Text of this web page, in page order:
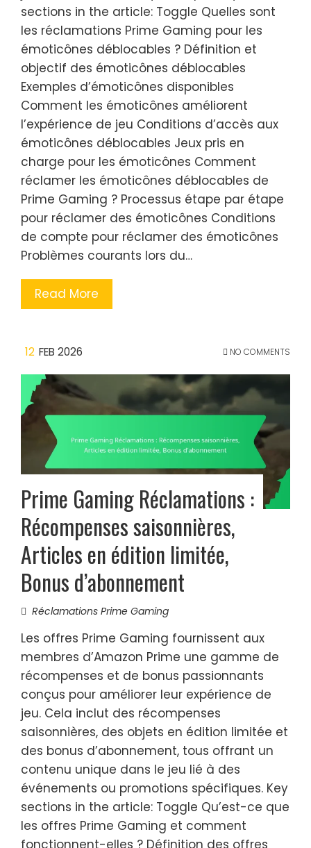
sections in the article: Toggle Quelles sont
les réclamations Prime Gaming pour les
émoticônes déblocables ? Définition et
objectif des émoticônes déblocables
Exemples d’émoticônes disponibles
Comment les émoticônes améliorent
l’expérience de jeu Conditions d’accès aux
émoticônes déblocables Jeux pris en
charge pour les émoticônes Comment
réclamer les émoticônes déblocables de
Prime Gaming ? Processus étape par étape
pour réclamer des émoticônes Conditions
de compte pour réclamer des émoticônes
Problèmes courants lors du…
Read More
12 FEB 2026 NO COMMENTS
Prime Gaming Réclamations :
Récompenses saisonnières,
Articles en édition limitée,
Bonus d’abonnement
Réclamations Prime Gaming
Les offres Prime Gaming fournissent aux
membres d’Amazon Prime une gamme de
récompenses et de bonus passionnants
conçus pour améliorer leur expérience de
jeu. Cela inclut des récompenses
saisonnières, des objets en édition limitée et
des bonus d’abonnement, tous offrant un
contenu unique dans le jeu lié à des
événements ou promotions spécifiques. Key
sections in the article: Toggle Qu’est-ce que
les offres Prime Gaming et comment
fonctionnent-elles ? Définition des offres